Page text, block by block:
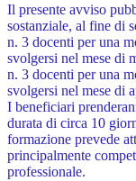
Il presente avviso
sostanziale, al fine di
n. 3 docenti per una
svolgersi nel mese di
n. 3 docenti per una
svolgersi nel mese di
I beneficiari
durata di circa 10
formazione prevede
principalmente
professionale.